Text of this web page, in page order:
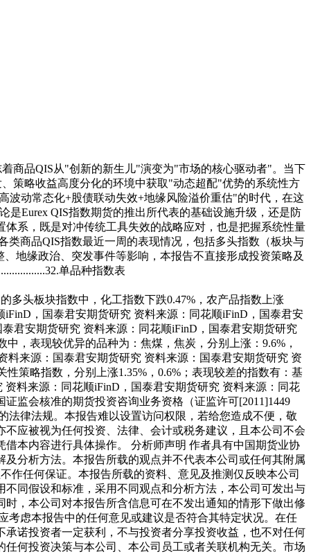
着商品QIS从"创新的新生儿"演变为"市场的核心驱动者"。当下
策略收益高度分化的环境中获取"动态超配"优势的系统性方
波动常态化+股债联动失效+地缘风险溢价重估"的时代，在这
Eurex QIS指数期货的推出所代表的基础设施升级，还是防
系，既是对冲传统工具失效的战略应对，也是把握系统性量
商品QIS指数最近一周的表现情况，包括多头指数（板块与
地缘政治、突发事件等影响，本报告不直接形成投资策略及
单品种指数表
的多头板块指数中，化工指数下跌0.47%，农产品指数上涨
，国泰君安期货研究 资料来源：同花顺iFinD，国泰君安
君安期货研究 资料来源：同花顺iFinD，国泰君安期货研究
，表现较优异的品种为：焦煤，焦炭，分别上涨：9.6%，
料来源：国泰君安期货研究 资料来源：国泰君安期货研究 资
策略指数，分别上涨1.35%，0.6%；表现较差的指数有：基
料来源：同花顺iFinD，国泰君安期货研究 资料来源：同花
监会核准的期货投资咨询业务资格（证监许可[2011]1449
律法规。本报告难以设置访问权限，若给您造成不便，敬
应被视为任何投资、法律、会计或税务建议，且本公司不会
本内容进行具体操作。 分析师声明 作者具有中国期货业协
分析方法。本报告所载的观点并不代表本公司或任何其附属
作任何保证。本报告所载的资料、意见及推测仅反映本公司
同假设和标准，采用不同观点和分析方法，本公司可发出与
，本公司对本报告所含信息可在不发出通知的情形下做出修
考虑本报告中的任何意见或建议是否符合其特定状况。在任
诺投资者一定获利，不与投资者分享投资收益，也不对任何
何投资决策与本公司、本公司员工或者关联机构无关。市场